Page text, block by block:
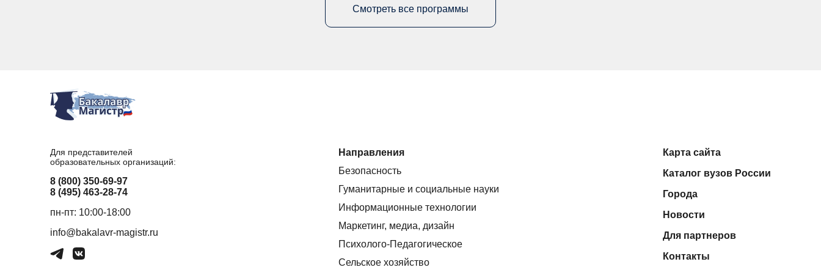
Смотреть все программы
Для представителей
образовательных организаций:
8 (800) 350-69-97
8 (495) 463-28-74
пн-пт: 10:00-18:00
info@bakalavr-magistr.ru
Направления
Безопасность
Гуманитарные и социальные науки
Информационные технологии
Маркетинг, медиа, дизайн
Психолого-Педагогическое
Сельское хозяйство
Карта сайта
Каталог вузов России
Города
Новости
Для партнеров
Контакты